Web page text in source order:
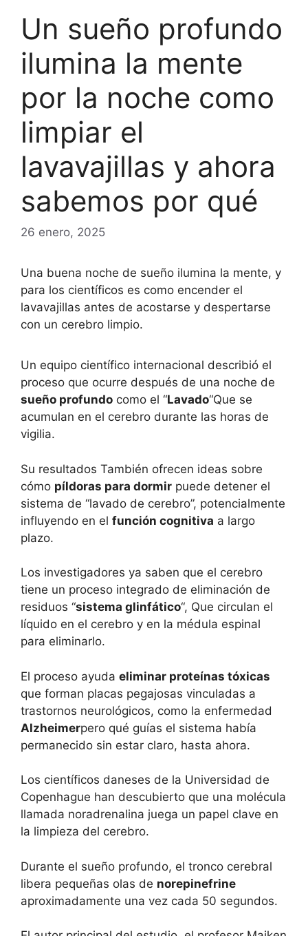
Un sueño profundo
ilumina la mente
por la noche como
limpiar el
lavavajillas y ahora
sabemos por qué
26 enero, 2025
Una buena noche de sueño ilumina la mente, y
para los científicos es como encender el
lavavajillas antes de acostarse y despertarse
con un cerebro limpio.
Un equipo científico internacional describió el
proceso que ocurre después de una noche de
sueño profundo como el “Lavado“Que se
acumulan en el cerebro durante las horas de
vigilia.
Su resultados También ofrecen ideas sobre
cómo píldoras para dormir puede detener el
sistema de “lavado de cerebro”, potencialmente
influyendo en el función cognitiva a largo
plazo.
Los investigadores ya saben que el cerebro
tiene un proceso integrado de eliminación de
residuos “sistema glinfático“, Que circulan el
líquido en el cerebro y en la médula espinal
para eliminarlo.
El proceso ayuda eliminar proteínas tóxicas
que forman placas pegajosas vinculadas a
trastornos neurológicos, como la enfermedad
Alzheimerpero qué guías el sistema había
permanecido sin estar claro, hasta ahora.
Los científicos daneses de la Universidad de
Copenhague han descubierto que una molécula
llamada noradrenalina juega un papel clave en
la limpieza del cerebro.
Durante el sueño profundo, el tronco cerebral
libera pequeñas olas de norepinefrine
aproximadamente una vez cada 50 segundos.